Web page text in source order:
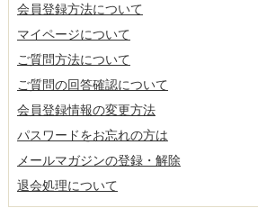
会員登録方法について
マイページについて
ご質問方法について
ご質問の回答確認について
会員登録情報の変更方法
パスワードをお忘れの方は
メールマガジンの登録・解除
退会処理について